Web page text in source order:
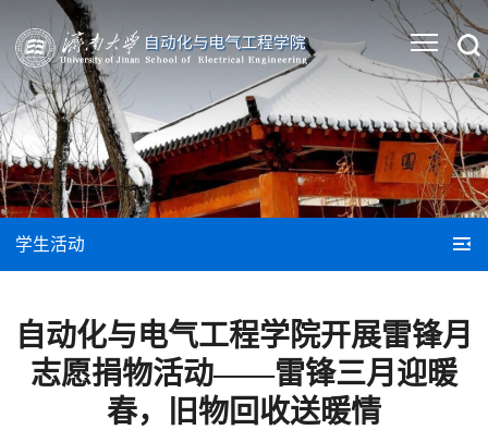
学生活动
自动化与电气工程学院开展雷锋月
志愿捐物活动——雷锋三月迎暖
春，旧物回收送暖情